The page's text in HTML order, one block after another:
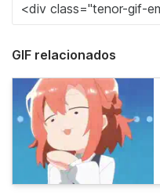
GIF relacionados